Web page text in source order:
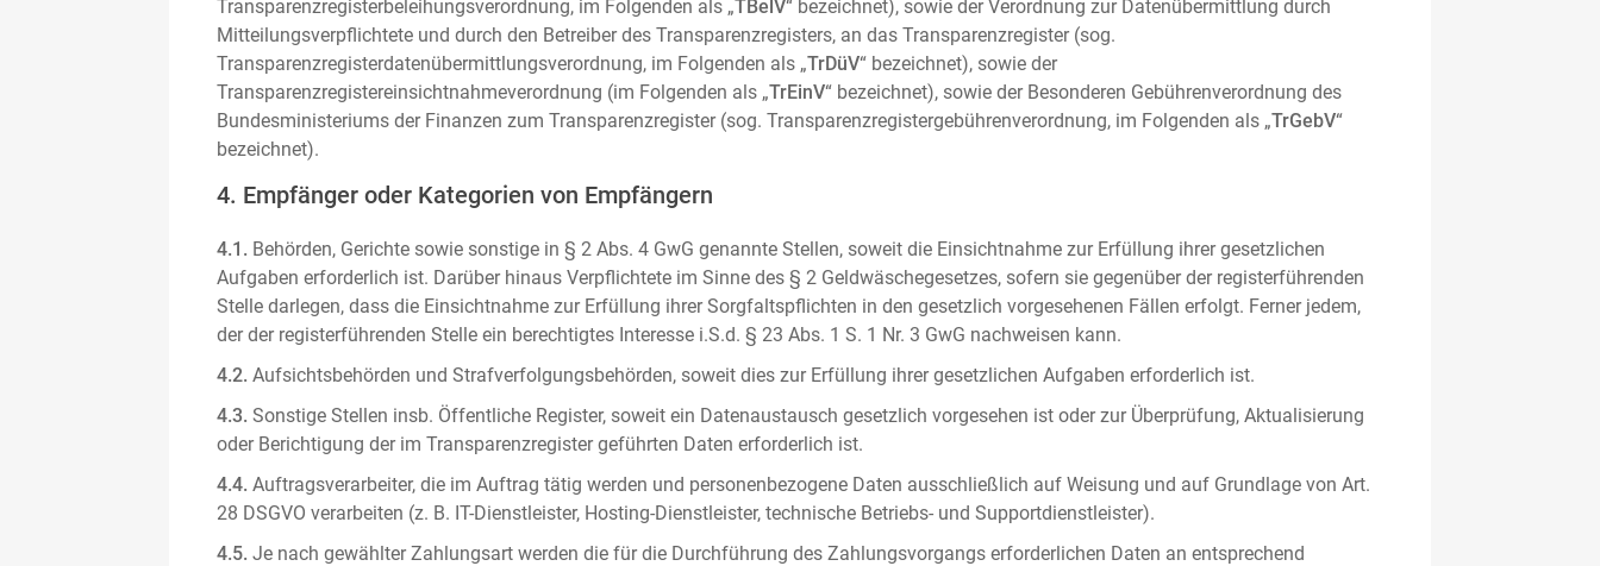
Transparenzregisterbeleihungsverordnung, im Folgenden als „TBelV“ bezeichnet), sowie der Verordnung zur Datenübermittlung durch
Mitteilungsverpflichtete und durch den Betreiber des Transparenzregisters, an das Transparenzregister (sog.
Transparenzregisterdatenübermittlungsverordnung, im Folgenden als „TrDüV“ bezeichnet), sowie der
Transparenzregistereinsichtnahmeverordnung (im Folgenden als „TrEinV“ bezeichnet), sowie der Besonderen Gebührenverordnung des
Bundesministeriums der Finanzen zum Transparenzregister (sog. Transparenzregistergebührenverordnung, im Folgenden als „TrGebV“
bezeichnet).
4. Empfänger oder Kategorien von Empfängern
4.1. Behörden, Gerichte sowie sonstige in § 2 Abs. 4 GwG genannte Stellen, soweit die Einsichtnahme zur Erfüllung ihrer gesetzlichen
Aufgaben erforderlich ist. Darüber hinaus Verpflichtete im Sinne des § 2 Geldwäschegesetzes, sofern sie gegenüber der registerführenden
Stelle darlegen, dass die Einsichtnahme zur Erfüllung ihrer Sorgfaltspflichten in den gesetzlich vorgesehenen Fällen erfolgt. Ferner jedem,
der der registerführenden Stelle ein berechtigtes Interesse i.S.d. § 23 Abs. 1 S. 1 Nr. 3 GwG nachweisen kann.
4.2. Aufsichtsbehörden und Strafverfolgungsbehörden, soweit dies zur Erfüllung ihrer gesetzlichen Aufgaben erforderlich ist.
4.3. Sonstige Stellen insb. Öffentliche Register, soweit ein Datenaustausch gesetzlich vorgesehen ist oder zur Überprüfung, Aktualisierung
oder Berichtigung der im Transparenzregister geführten Daten erforderlich ist.
4.4. Auftragsverarbeiter, die im Auftrag tätig werden und personenbezogene Daten ausschließlich auf Weisung und auf Grundlage von Art.
28 DSGVO verarbeiten (z. B. IT-Dienstleister, Hosting-Dienstleister, technische Betriebs- und Supportdienstleister).
4.5. Je nach gewählter Zahlungsart werden die für die Durchführung des Zahlungsvorgangs erforderlichen Daten an entsprechend